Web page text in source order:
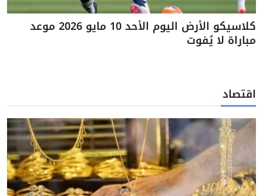
كلاسيكو الأرض اليوم الأحد 10 مايو 2026 موعد
مباراة لا يُفوت
اقتصاد